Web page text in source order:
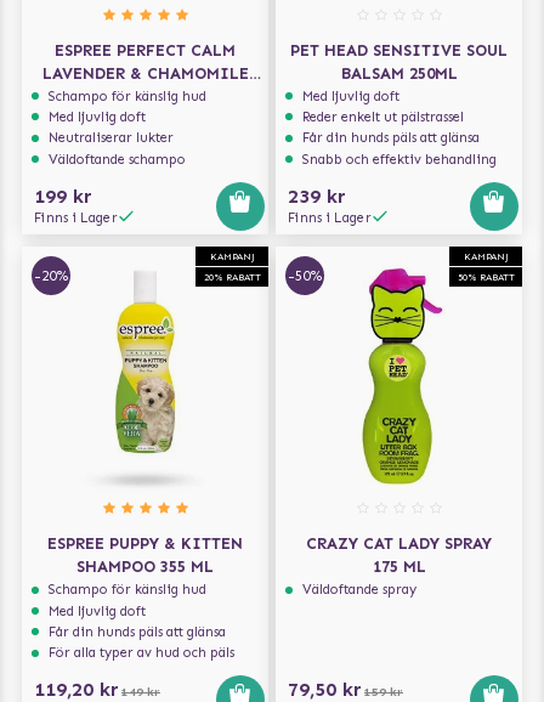
ESPREE PERFECT CALM
LAVENDER & CHAMOMILE
SHAMPOO 591 ML
Schampo för känslig hud
Med ljuvlig doft
Neutraliserar lukter
Väldoftande schampo
199 kr
Finns i Lager
PET HEAD SENSITIVE SOUL
BALSAM 250ML
Med ljuvlig doft
Reder enkelt ut pälstrassel
Får din hunds päls att glänsa
Snabb och effektiv behandling
239 kr
Finns i Lager
KAMPANJ
20% RABATT
-20%
ESPREE PUPPY & KITTEN
SHAMPOO 355 ML
Schampo för känslig hud
Med ljuvlig doft
Får din hunds päls att glänsa
För alla typer av hud och päls
119,20 kr 149 kr
KAMPANJ
50% RABATT
-50%
CRAZY CAT LADY SPRAY
175 ML
Väldoftande spray
79,50 kr 159 kr